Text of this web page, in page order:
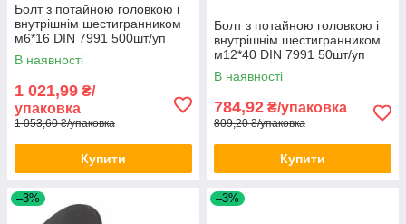
Болт з потайною головкою і
внутрішнім шестигранником
м6*16 DIN 7991 500шт/уп
В наявності
1 021,99 ₴/
упаковка
1 053,60 ₴/упаковка
Купити
Болт з потайною головкою і
внутрішнім шестигранником
м12*40 DIN 7991 50шт/уп
В наявності
784,92 ₴/упаковка
809,20 ₴/упаковка
Купити
–3% –3%